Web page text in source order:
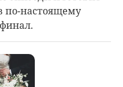
по-настоящему